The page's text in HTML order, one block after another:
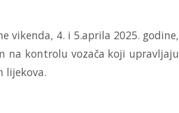
vikenda, 4. i 5.aprila 2025. godine,
na kontrolu vozača koji upravljaju
lijekova.